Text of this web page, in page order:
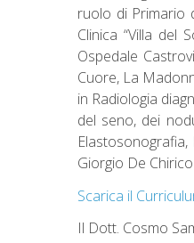
ruolo di Primario
Clinica “Villa del
Ospedale
Cuore, La
in Radiologia
del seno, dei
Giorgio De
Scarica il
Il Dott. Cosmo